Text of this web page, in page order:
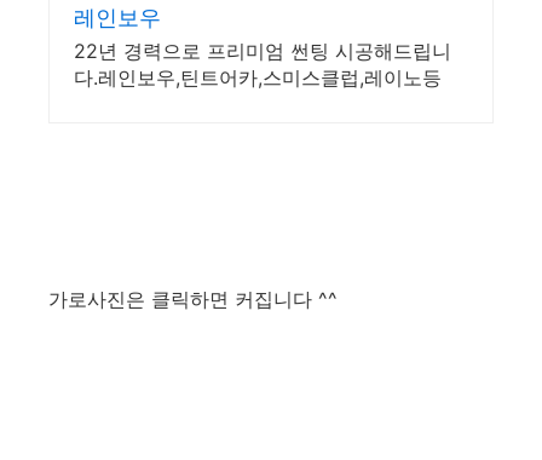
레인보우
22년 경력으로 프리미엄 썬팅 시공해드립니
다.레인보우,틴트어카,스미스클럽,레이노등
가로사진은 클릭하면 커집니다 ^^